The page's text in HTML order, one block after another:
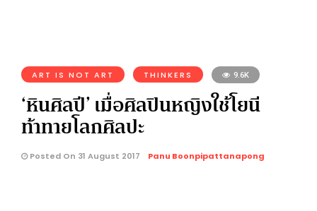
ART IS NOT ART THINKERS 9.6K
‘หินศิลปี’ เมื่อศิลปินหญิงใช้โยนี
ท้าทายโลกศิลปะ
Posted On 31 August 2017 Panu Boonpipattanapong